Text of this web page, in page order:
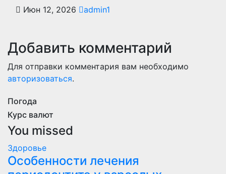
Июн 12, 2026 admin1
Добавить комментарий
Для отправки комментария вам необходимо
авторизоваться.
Погода
Курс валют
You missed
Здоровье
Особенности лечения